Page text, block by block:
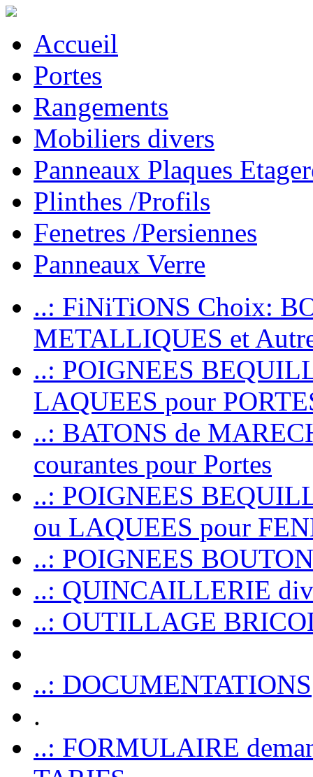
Accueil
Portes
Rangements
Mobiliers divers
Panneaux Plaques
Plinthes /Profils
Fenetres /Persiennes
Panneaux Verre
..: FiNiTiONS Choix:
METALLIQUES et
..: POIGNEES
LAQUEES pour
..: BATONS de
courantes pour Portes
..: POIGNEES
ou LAQUEES pour
..: POIGNEES
..: QUINCAILLERIE
..: OUTILLAGE
..: DOCUMENTATIONS
.
..: FORMULAIRE